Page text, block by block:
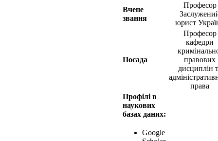
Вчене
звання
Професор
юрист
Посада
Професор
кафедри
правових
дисциплін
права
Профілі в
наукових
базах даних:
Google